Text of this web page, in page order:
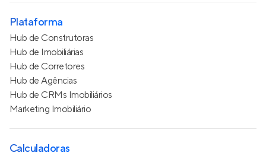
Plataforma
Hub de Construtoras
Hub de Imobiliárias
Hub de Corretores
Hub de Agências
Hub de CRMs Imobiliários
Marketing Imobiliário
Calculadoras